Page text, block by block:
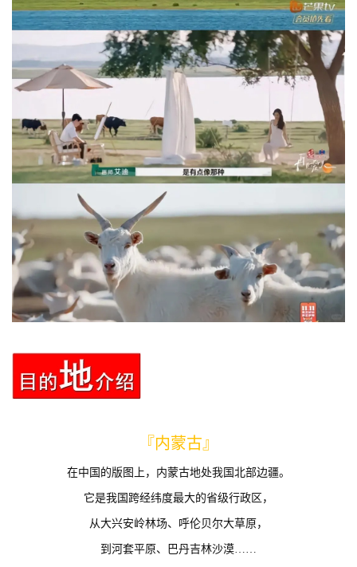
『内蒙古』
在中国的版图上，内蒙古地处我国北部边疆。
它是我国跨经纬度最大的省级行政区，
从大兴安岭林场、呼伦贝尔大草原，
到河套平原、巴丹吉林沙漠……